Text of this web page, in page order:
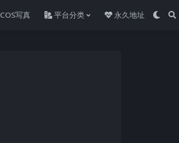
COS写真 平台分类 永久地址